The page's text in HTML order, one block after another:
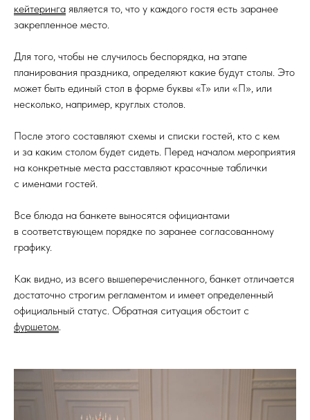
кейтеринга является то, что у каждого гостя есть заранее
закрепленное место.
Для того, чтобы не случилось беспорядка, на этапе
планирования праздника, определяют какие будут столы. Это
может быть единый стол в форме буквы «Т» или «П», или
несколько, например, круглых столов.
После этого составляют схемы и списки гостей, кто с кем
и за каким столом будет сидеть. Перед началом мероприятия
на конкретные места расставляют красочные таблички
с именами гостей.
Все блюда на банкете выносятся официантами
в соответствующем порядке по заранее согласованному
графику.
Как видно, из всего вышеперечисленного, банкет отличается
достаточно строгим регламентом и имеет определенный
официальный статус. Обратная ситуация обстоит с
фуршетом.